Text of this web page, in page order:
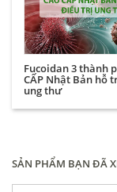
Fucoidan 3 thành
CẤP Nhật Bản hỗ
ung thư
SẢN PHẨM BẠN ĐÃ